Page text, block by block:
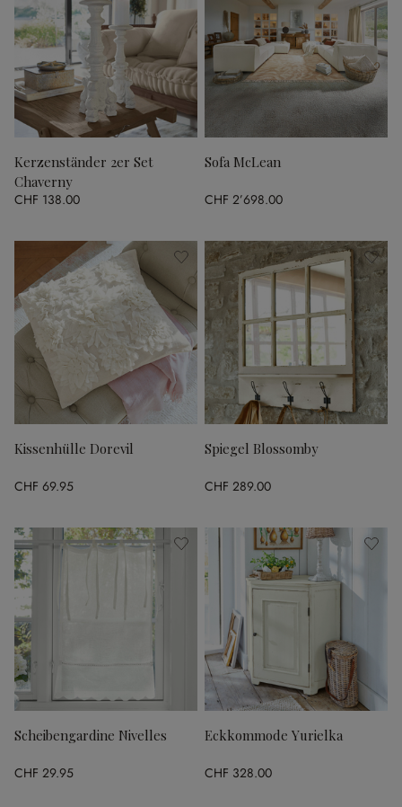
Kerzenständer 2er Set
Chaverny
CHF 138.00
Sofa McLean
CHF 2’698.00
Kissenhülle Dorevil
CHF 69.95
Spiegel Blossomby
CHF 289.00
Scheibengardine Nivelles
CHF 29.95
Eckkommode Yurielka
CHF 328.00